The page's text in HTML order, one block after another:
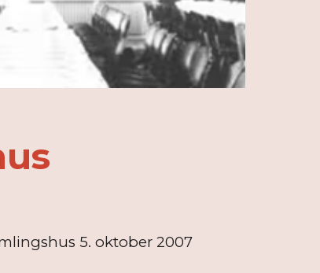
5. oktober 2007